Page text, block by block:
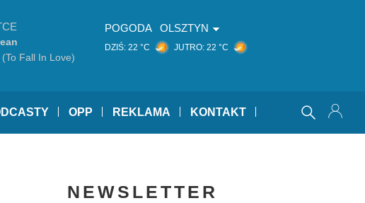
(To Fall In Love)
POGODA OLSZTYN
DZIŚ: 22 °C JUTRO: 22 °C
OPP REKLAMA KONTAKT
NEWSLETTER